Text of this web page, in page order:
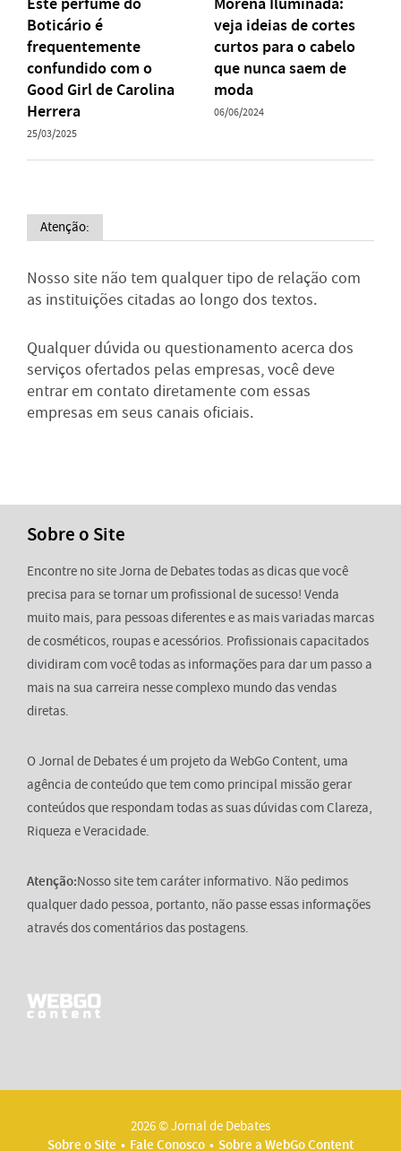
Boticário é
frequentemente
confundido com o
Good Girl de Carolina
Herrera
25/03/2025
veja ideias de cortes
curtos para o cabelo
que nunca saem de
moda
06/06/2024
Atenção:
Nosso site não tem qualquer tipo de relação com
as instituições citadas ao longo dos textos.
Qualquer dúvida ou questionamento acerca dos
serviços ofertados pelas empresas, você deve
entrar em contato diretamente com essas
empresas em seus canais oficiais.
Sobre o Site
Encontre no site Jorna de Debates todas as dicas que você
precisa para se tornar um profissional de sucesso! Venda
muito mais, para pessoas diferentes e as mais variadas marcas
de cosméticos, roupas e acessórios. Profissionais capacitados
dividiram com você todas as informações para dar um passo a
mais na sua carreira nesse complexo mundo das vendas
diretas.
O Jornal de Debates é um projeto da WebGo Content, uma
agência de conteúdo que tem como principal missão gerar
conteúdos que respondam todas as suas dúvidas com Clareza,
Riqueza e Veracidade.
Atenção:Nosso site tem caráter informativo. Não pedimos
qualquer dado pessoa, portanto, não passe essas informações
através dos comentários das postagens.
2026 © Jornal de Debates
Sobre o Site
Fale Conosco Sobre a WebGo Content